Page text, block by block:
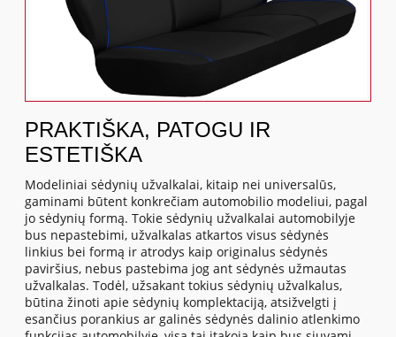
PRAKTIŠKA, PATOGU IR
ESTETIŠKA
Modeliniai sėdynių užvalkalai, kitaip nei universalūs,
gaminami būtent konkrečiam automobilio modeliui, pagal
jo sėdynių formą. Tokie sėdynių užvalkalai automobilyje
bus nepastebimi, užvalkalas atkartos visus sėdynės
linkius bei formą ir atrodys kaip originalus sėdynės
paviršius, nebus pastebima jog ant sėdynės užmautas
užvalkalas. Todėl, užsakant tokius sėdynių užvalkalus,
būtina žinoti apie sėdynių komplektaciją, atsižvelgti į
esančius porankius ar galinės sėdynės dalinio atlenkimo